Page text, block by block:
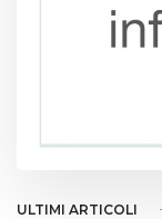
ULTIMI ARTICOLI